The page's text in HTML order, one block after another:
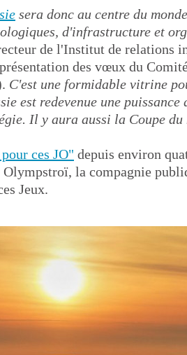
sera donc au centre du
d'infrastructure et
de l'Institut de relations
des vœux du
C'est une formidable vitrine
est redevenue une puissance
Il y aura aussi la Coupe
ces JO" depuis environ
la compagnie
Jeux.